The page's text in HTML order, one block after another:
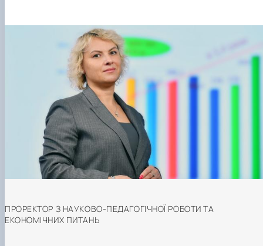
ПРОРЕКТОР З НАУКОВО-ПЕДАГОГІЧНОЇ РОБОТИ ТА
ЕКОНОМІЧНИХ ПИТАНЬ